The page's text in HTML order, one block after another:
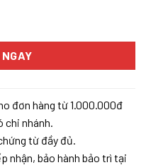
đơn hàng từ 1.000.000đ
chi nhánh.
từ đầy đủ.
nhận, bảo hành bảo trì tại